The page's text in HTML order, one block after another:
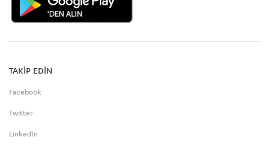
TAKİP EDİN
Facebook
Twitter
LinkedIn